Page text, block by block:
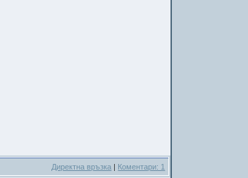
Директна връзка | Коментари: 1